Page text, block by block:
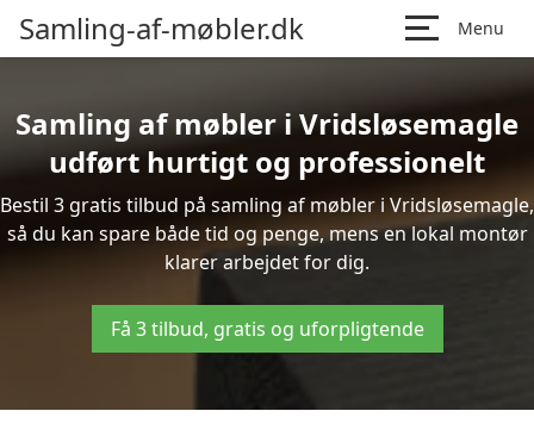
Samling-af-møbler.dk Menu
Samling af møbler i Vridsløsemagle
udført hurtigt og professionelt
Bestil 3 gratis tilbud på samling af møbler i Vridsløsemagle,
så du kan spare både tid og penge, mens en lokal montør
klarer arbejdet for dig.
Få 3 tilbud, gratis og uforpligtende